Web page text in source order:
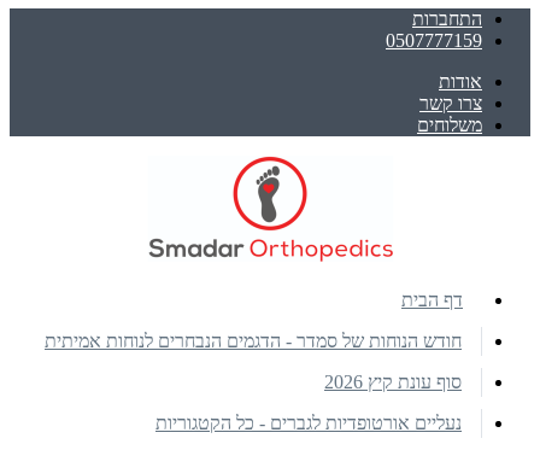
התחברות
0507777159
אודות
צרו קשר
משלוחים
דף הבית
חודש הנוחות של סמדר - הדגמים הנבחרים לנוחות אמיתית
סוף עונת קיץ 2026
נעליים אורטופדיות לגברים - כל הקטגוריות